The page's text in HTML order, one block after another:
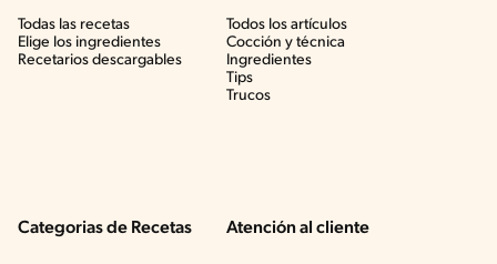
Todas las recetas
Elige los ingredientes
Recetarios descargables
Todos los artículos
Cocción y técnica
Ingredientes
Tips
Trucos
Categorias de Recetas Atención al cliente